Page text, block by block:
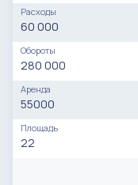
Расходы
60 000
Обороты
280 000
Аренда
55000
Площадь
22